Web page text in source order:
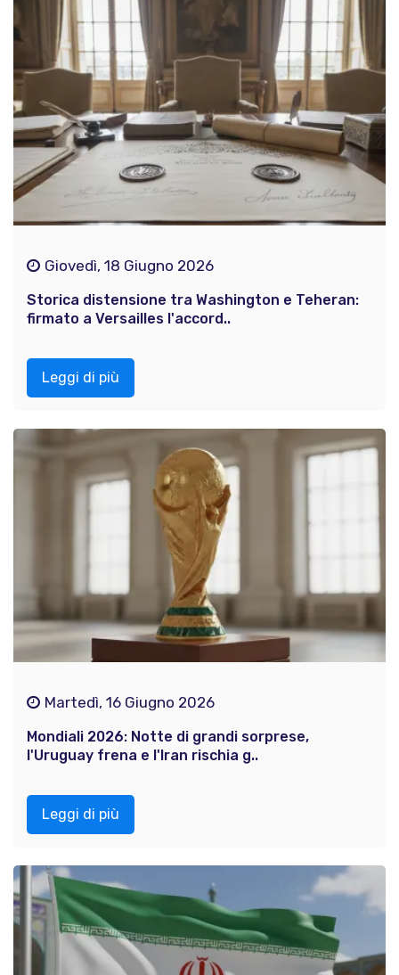
Giovedì, 18 Giugno 2026
Storica distensione tra Washington e Teheran:
firmato a Versailles l'accord..
Leggi di più
Martedì, 16 Giugno 2026
Mondiali 2026: Notte di grandi sorprese,
l'Uruguay frena e l'Iran rischia g..
Leggi di più